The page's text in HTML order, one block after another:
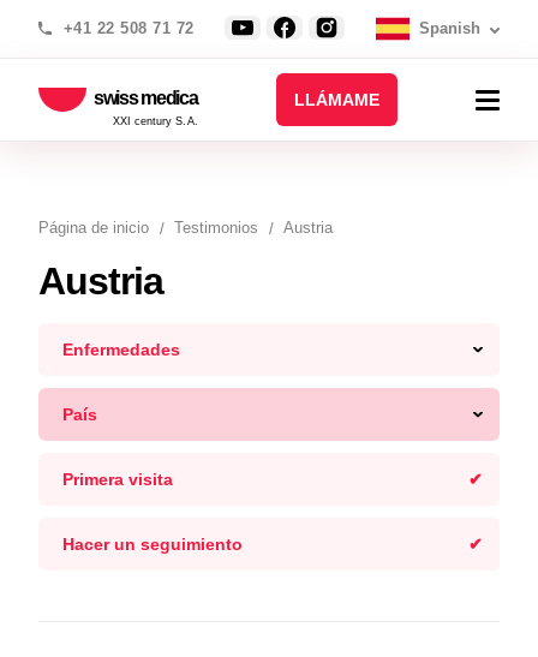
+41 22 508 71 72 Spanish
swiss medica
XXI century S.A.
LLÁMAME
Página de inicio Testimonios Austria
Austria
Enfermedades
País
Primera visita
Hacer un seguimiento